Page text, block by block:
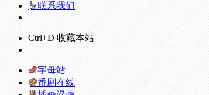
联系我们
Ctrl+D 收藏本站
字母站
番剧在线